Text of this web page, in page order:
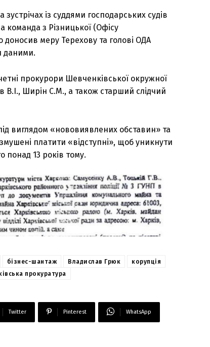
із суддями господарських судів
з Різницької (Офісу
меру Терехову та голові ОДА
даними.
прокурори Шевченківської окружної
В.І., Ширін С.М., а також старший слідчий
виглядом «нововиявлених обставин» та
платити «відступні», щоб уникнути
понад 13 років тому.
бізнес-шантаж Владислав Грюк
корупція
прокуратура
Twitter Pinterest WhatsApp